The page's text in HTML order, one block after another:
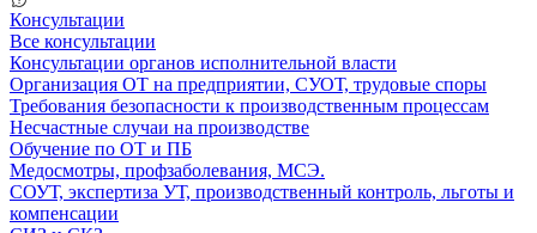
Консультации
Все консультации
Консультации органов исполнительной власти
Организация ОТ на предприятии, СУОТ, трудовые споры
Требования безопасности к производственным процессам
Несчастные случаи на производстве
Обучение по ОТ и ПБ
Медосмотры, профзаболевания, МСЭ.
СОУТ, экспертиза УТ, производственный контроль, льготы и
компенсации